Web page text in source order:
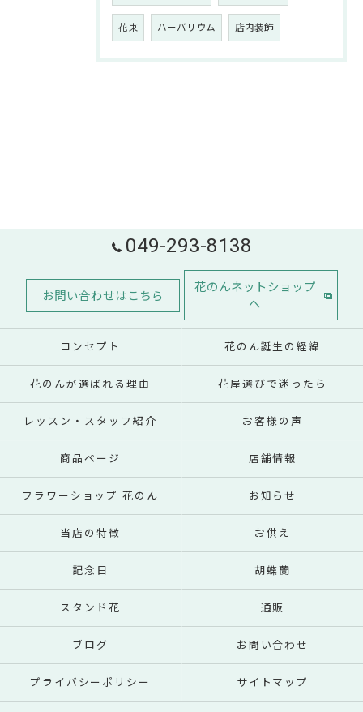
花束 ハーバリウム 店内装飾
049-293-8138
お問い合わせはこちら
花のんネットショップ
へ
コンセプト 花のん誕生の経緯
花のんが選ばれる理由 花屋選びで迷ったら
レッスン・スタッフ紹介 お客様の声
商品ページ 店舗情報
フラワーショップ 花のん お知らせ
当店の特徴 お供え
記念日 胡蝶蘭
スタンド花 通販
ブログ お問い合わせ
プライバシーポリシー サイトマップ